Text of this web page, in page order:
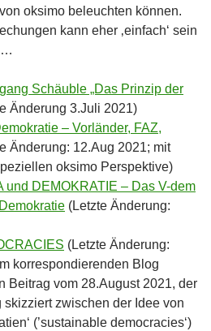
oksimo beleuchten können.
kann eher ‚einfach‘ sein
Schäuble „Das Prinzip der
Änderung 3.Juli 2021)
– Vorländer, FAZ,
Änderung: 12.Aug 2021; mit
oksimo Perspektive)
und DEMOKRATIE – Das V-dem
(Letzte Änderung:
(Letzte Änderung:
korrespondierenden Blog
Beitrag vom 28.August 2021, der
zwischen der Idee von
(’sustainable democracies‘)